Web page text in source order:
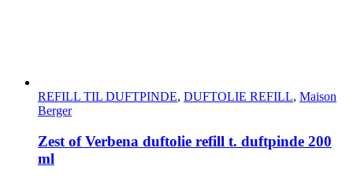
REFILL TIL DUFTPINDE, DUFTOLIE REFILL, Maison
Berger
Zest of Verbena duftolie refill t. duftpinde 200
ml